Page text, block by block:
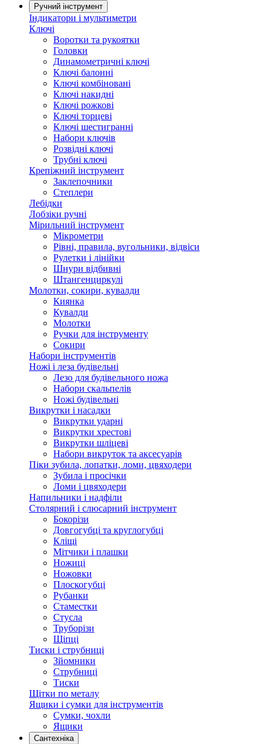
Ручний інструмент
Індикатори і мультиметри
Ключі
Воротки та рукоятки
Головки
Динамометричні ключі
Ключі балонні
Ключі комбіновані
Ключі накидні
Ключі рожкові
Ключі торцеві
Ключі шестигранні
Набори ключів
Розвідні ключі
Трубні ключі
Крепіжний інструмент
Заклепочники
Степлери
Лебідки
Лобзіки ручні
Мірильний інструмент
Мікрометри
Рівні, правила, вугольники, відвіси
Рулетки і лінійки
Шнури відбивні
Штангенциркулі
Молотки, сокири, кувалди
Киянка
Кувалди
Молотки
Ручки для інструменту
Сокири
Набори інструментів
Ножі і леза будівельні
Лезо для будівельного ножа
Набори скальпелів
Ножі будівельні
Викрутки і насадки
Викрутки ударні
Викрутки хрестові
Викрутки шліцеві
Набори викруток та аксесуарів
Піки зубила, лопатки, ломи, цвяходери
Зубила і просічки
Ломи і цвяходери
Напильники і надфіли
Столярний і слюсарний інструмент
Бокорізи
Довгогубці та круглогубці
Кліщі
Мітчики і плашки
Ножиці
Ножовки
Плоскогубці
Рубанки
Стаместки
Стусла
Труборізи
Щіпці
Тиски і струбниці
Зйомники
Струбниці
Тиски
Щітки по металу
Ящики і сумки для інструментів
Сумки, чохли
Ящики
Сантехніка